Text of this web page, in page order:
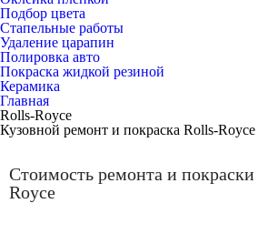
Подбор цвета
Стапельные работы
Удаление царапин
Полировка авто
Покраска жидкой резиной
Керамика
Главная
Rolls-Royce
Кузовной ремонт и покраска Rolls-Royce
Стоимость ремонта и
Royce